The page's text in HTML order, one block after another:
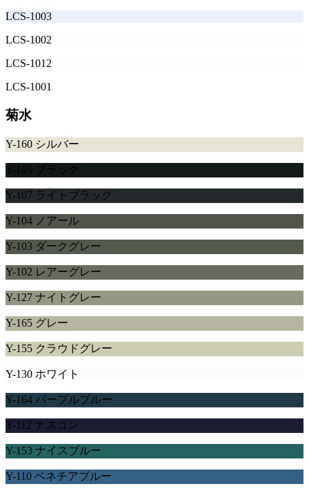
LCS-1003
LCS-1002
LCS-1012
LCS-1001
菊水
Y-160 シルバー
Y-105 ブラック
Y-107 ライトブラック
Y-104 ノアール
Y-103 ダークグレー
Y-102 レアーグレー
Y-127 ナイトグレー
Y-165 グレー
Y-155 クラウドグレー
Y-130 ホワイト
Y-164 パープルブルー
Y-112 ナスコン
Y-153 ナイスブルー
Y-110 ベネチアブルー